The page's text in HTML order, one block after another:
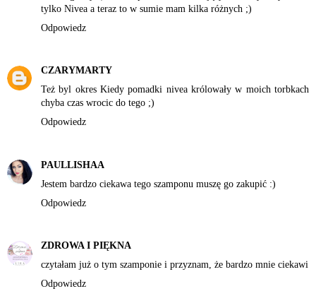
tylko Nivea a teraz to w sumie mam kilka różnych ;)
Odpowiedz
CZARYMARTY
Też byl okres Kiedy pomadki nivea królowały w moich torbkach
chyba czas wrocic do tego ;)
Odpowiedz
PAULLISHAA
Jestem bardzo ciekawa tego szamponu muszę go zakupić :)
Odpowiedz
ZDROWA I PIĘKNA
czytałam już o tym szamponie i przyznam, że bardzo mnie ciekawi
Odpowiedz